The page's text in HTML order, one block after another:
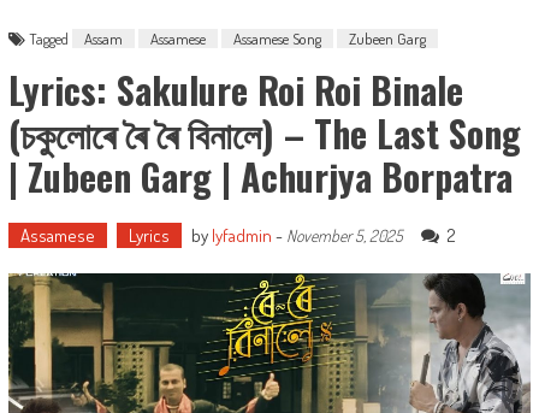
Tagged Assam Assamese Assamese Song Zubeen Garg
Lyrics: Sakulure Roi Roi Binale
(চকুলোৰে ৰৈ ৰৈ বিনালে) – The Last Song
| Zubeen Garg | Achurjya Borpatra
Assamese Lyrics by lyfadmin - November 5, 2025 2